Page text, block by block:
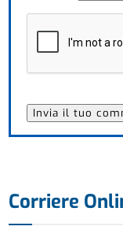
Corriere